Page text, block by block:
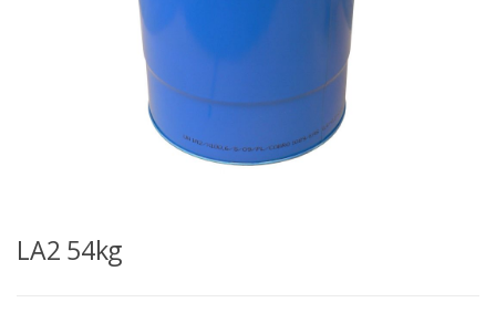
LA2 54kg